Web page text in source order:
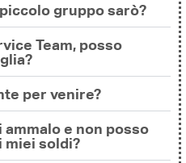
gruppo sarò?
Team, posso
per venire?
ammalo e non posso
miei soldi?